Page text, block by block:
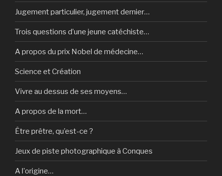
Jugement particulier, jugement dernier…
Trois questions d’une jeune catéchiste…
A propos du prix Nobel de médecine…
Science et Création
Vivre au dessus de ses moyens…
A propos de la mort…
Être prêtre, qu’est-ce ?
Jeux de piste photographique à Conques
A l'origine…